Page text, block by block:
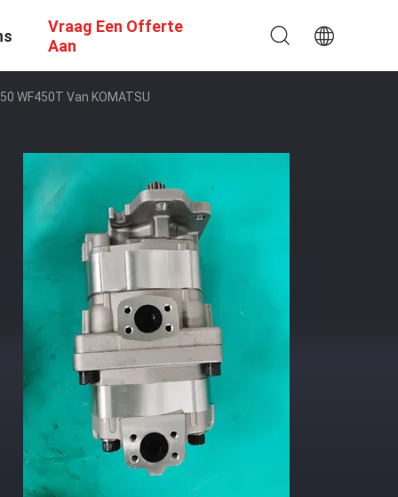
Vraag Een Offerte
Aan
WF450T Van KOMATSU